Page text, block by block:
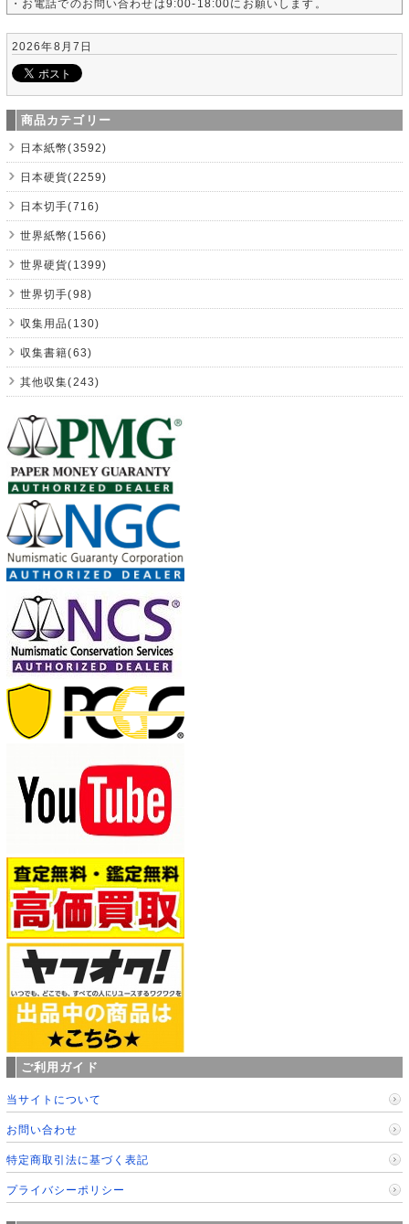
・お電話でのお問い合わせは9:00-18:00にお願いします。
2026年8月7日
商品カテゴリー
日本紙幣(3592)
日本硬貨(2259)
日本切手(716)
世界紙幣(1566)
世界硬貨(1399)
世界切手(98)
収集用品(130)
収集書籍(63)
其他収集(243)
ご利用ガイド
当サイトについて
お問い合わせ
特定商取引法に基づく表記
プライバシーポリシー